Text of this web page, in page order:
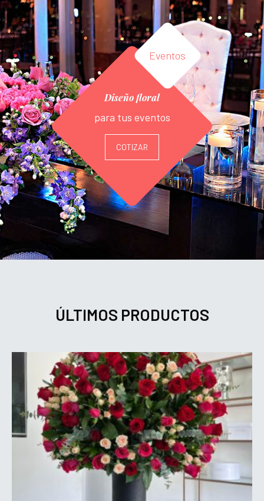
Eventos
Diseño floral
para tus eventos
COTIZAR
ÚLTIMOS PRODUCTOS